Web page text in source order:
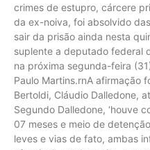
crimes de estupro, cárcere
da ex-noiva, foi absolvido
sair da prisão ainda nesta
suplente a deputado federal
na próxima segunda-feira
Paulo Martins.rnA afirmação
Bertoldi, Cláudio Dalledone,
Segundo Dalledone, ‘houve
07 meses e meio de
leves e vias de fato, ambas